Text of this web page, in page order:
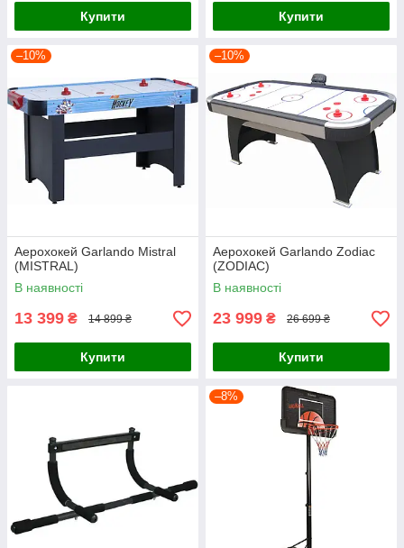
Купити Купити
–10%
Аерохокей Garlando Mistral
(MISTRAL)
В наявності
13 399 ₴ 14 899 ₴
Купити
–10%
Аерохокей Garlando Zodiac
(ZODIAC)
В наявності
23 999 ₴ 26 699 ₴
Купити
–8%